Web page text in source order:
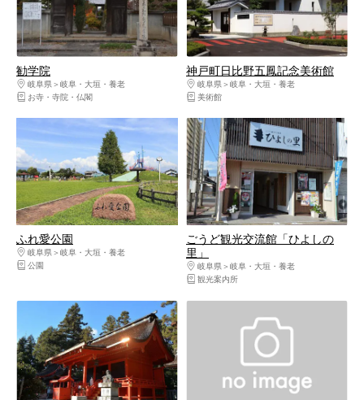
勧学院
岐阜県
岐阜・大垣・養老
お寺・寺院・仏閣
神戸町日比野五鳳記念美術館
岐阜県
岐阜・大垣・養老
美術館
ふれ愛公園
岐阜県
岐阜・大垣・養老
公園
ごうど観光交流館「ひよしの
里」
岐阜県
岐阜・大垣・養老
観光案内所